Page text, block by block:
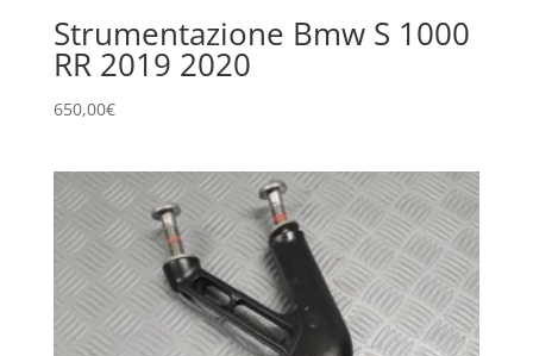
Strumentazione Bmw S 1000
RR 2019 2020
650,00€